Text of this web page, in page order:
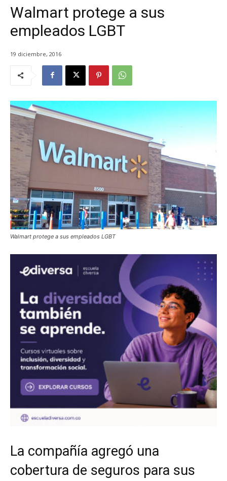
Walmart protege a sus
empleados LGBT
19 diciembre, 2016
Walmart protege a sus empleados LGBT
La compañía agregó una
cobertura de seguros para sus